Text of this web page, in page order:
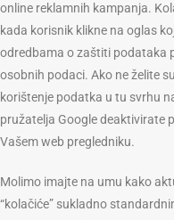
online reklamnih kampanja.
kada korisnik klikne na oglas
odredbama o zaštiti podataka
osobnih podaci. Ako ne želite
korištenje podatka u tu svrhu
pružatelja Google deaktivirate
Vašem web pregledniku.
Molimo imajte na umu kako
“kolačiće” sukladno